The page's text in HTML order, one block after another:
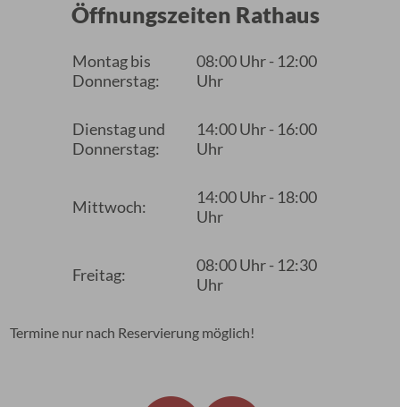
Öffnungszeiten Rathaus
Montag bis
Donnerstag:
08:00 Uhr - 12:00
Uhr
Dienstag und
Donnerstag:
14:00 Uhr - 16:00
Uhr
Mittwoch:
14:00 Uhr - 18:00
Uhr
Freitag:
08:00 Uhr - 12:30
Uhr
Termine nur nach Reservierung möglich!